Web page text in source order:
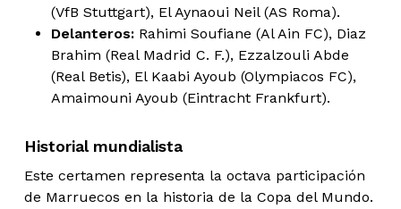
(VfB Stuttgart), El Aynaoui Neil (AS Roma).
Delanteros:Rahimi Soufiane (Al Ain FC), Diaz
Brahim (Real Madrid C. F.), Ezzalzouli Abde
(Real Betis), El Kaabi Ayoub (Olympiacos FC),
Amaimouni Ayoub (Eintracht Frankfurt).
Historial mundialista
Este certamen representa la octava participación
de Marruecos en la historia de la Copa del Mundo.